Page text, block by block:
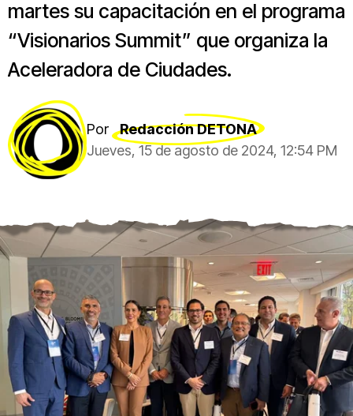
martes su capacitación en el programa
“Visionarios Summit” que organiza la
Aceleradora de Ciudades.
Por
Redacción DETONA
Jueves, 15 de agosto de 2024, 12:54 PM